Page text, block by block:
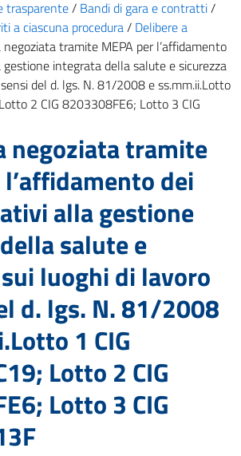
trasparente/ Bandi di gara e contratti/
a ciascuna procedura/ Delibere a
negoziata tramite MEPA per l’affidamento
integrata della salute e sicurezza
del d. lgs. N. 81/2008 e ss.mm.ii.Lotto
2 CIG 8203308FE6; Lotto 3 CIG
negoziata tramite
l’affidamento dei
alla gestione
salute e
luoghi di lavoro
d. lgs. N. 81/2008
1 CIG
Lotto 2 CIG
Lotto 3 CIG